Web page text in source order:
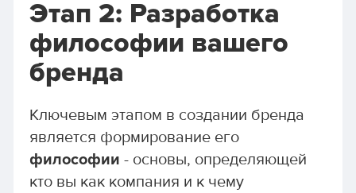
Этап 2: Разработка
философии вашего
бренда
Ключевым этапом в создании бренда
является формирование его
философии - основы, определяющей
кто вы как компания и к чему